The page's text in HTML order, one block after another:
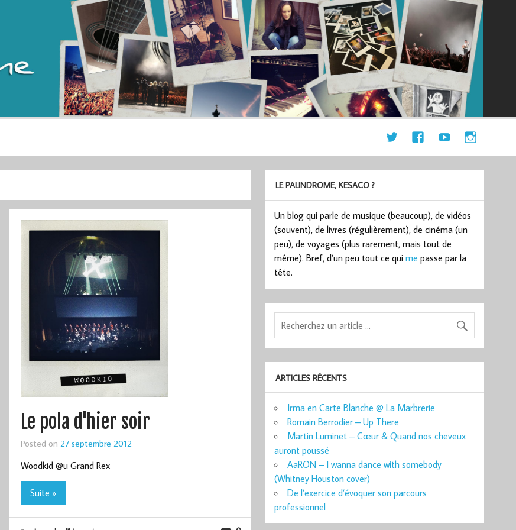
Le pola d'hier soir
Posted on 27 septembre 2012
Woodkid @u Grand Rex
Suite »
LE PALINDROME, KESACO ?
Un blog qui parle de musique (beaucoup), de vidéos
(souvent), de livres (régulièrement), de cinéma (un
peu), de voyages (plus rarement, mais tout de
même). Bref, d’un peu tout ce quime passe par la
tête.
ARTICLES RÉCENTS
Irma en Carte Blanche @ La Marbrerie
Romain Berrodier – Up There
Martin Luminet – Cœur & Quand nos cheveux
auront poussé
AaRON – I wanna dance with somebody
(Whitney Houston cover)
De l’exercice d’évoquer son parcours
professionnel